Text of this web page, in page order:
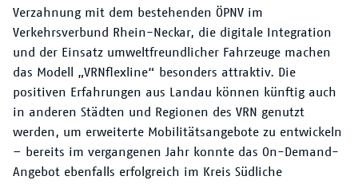
Verzahnung mit dem bestehenden ÖPNV im
Verkehrsverbund Rhein-Neckar, die digitale Integration
und der Einsatz umweltfreundlicher Fahrzeuge machen
das Modell „VRNflexline“ besonders attraktiv. Die
positiven Erfahrungen aus Landau können künftig auch
in anderen Städten und Regionen des VRN genutzt
werden, um erweiterte Mobilitätsangebote zu entwickeln
– bereits im vergangenen Jahr konnte das On-Demand-
Angebot ebenfalls erfolgreich im Kreis Südliche